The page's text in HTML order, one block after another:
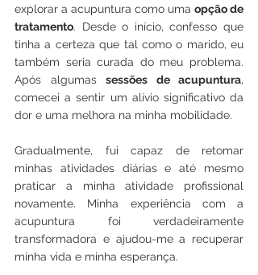
explorar a acupuntura como uma opção de
tratamento. Desde o início, confesso que
tinha a certeza que tal como o marido, eu
também seria curada do meu problema.
Após algumas sessões de acupuntura,
comecei a sentir um alívio significativo da
dor e uma melhora na minha mobilidade.
Gradualmente, fui capaz de retomar
minhas atividades diárias e até mesmo
praticar a minha atividade profissional
novamente. Minha experiência com a
acupuntura foi verdadeiramente
transformadora e ajudou-me a recuperar
minha vida e minha esperança.